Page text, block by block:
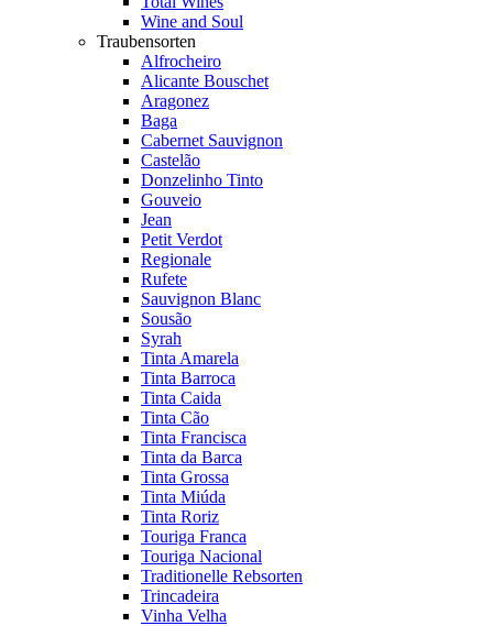
Wine and Soul
Traubensorten
Alfrocheiro
Alicante Bouschet
Aragonez
Baga
Cabernet Sauvignon
Castelão
Donzelinho Tinto
Gouveio
Jean
Petit Verdot
Regionale
Rufete
Sauvignon Blanc
Sousão
Syrah
Tinta Amarela
Tinta Barroca
Tinta Caida
Tinta Cão
Tinta Francisca
Tinta da Barca
Tinta Grossa
Tinta Miúda
Tinta Roriz
Touriga Franca
Touriga Nacional
Traditionelle Rebsorten
Trincadeira
Vinha Velha